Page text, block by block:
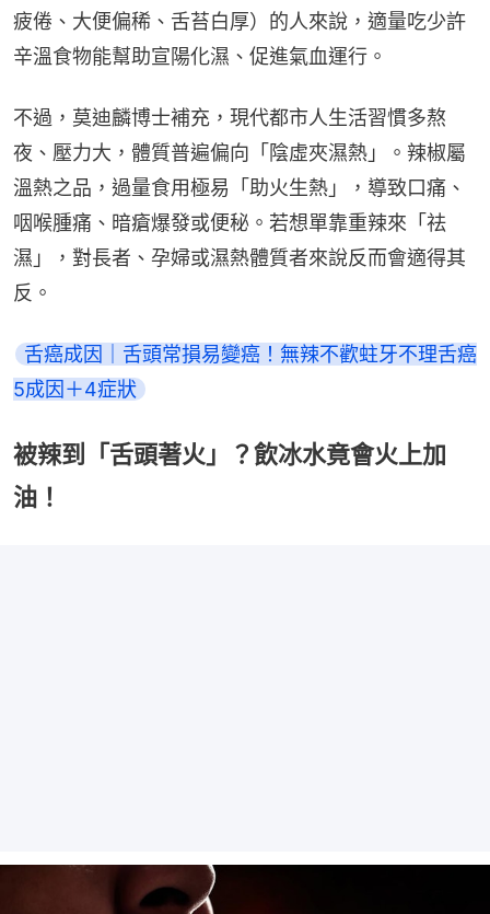
疲倦、大便偏稀、舌苔白厚）的人來說，適量吃少許
辛溫食物能幫助宣陽化濕、促進氣血運行。
不過，莫迪麟博士補充，現代都市人生活習慣多熬
夜、壓力大，體質普遍偏向「陰虛夾濕熱」。辣椒屬
溫熱之品，過量食用極易「助火生熱」，導致口痛、
咽喉腫痛、暗瘡爆發或便秘。若想單靠重辣來「祛
濕」，對長者、孕婦或濕熱體質者來說反而會適得其
反。
舌癌成因｜舌頭常損易變癌！無辣不歡蛀牙不理舌癌
5成因＋4症狀
被辣到「舌頭著火」？飲冰水竟會火上加
油！